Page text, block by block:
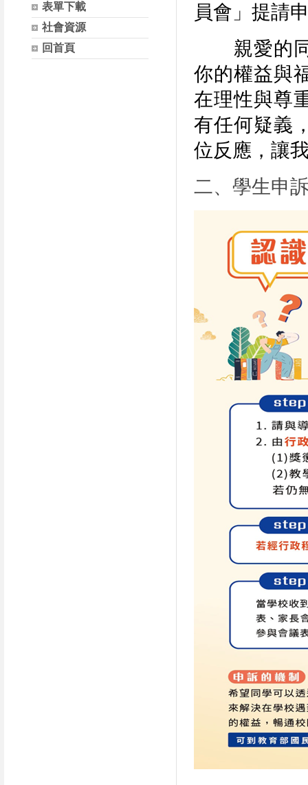
表單下載
社會資源
回首頁
員會」提請
親愛的同
你的權益與
在理性與尊
有任何疑義
位反應，讓
二、學生申